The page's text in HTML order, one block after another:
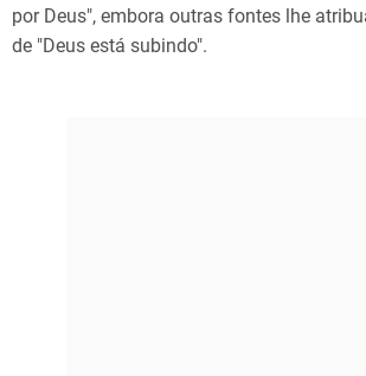
por Deus", embora outras fontes lhe
de "Deus está subindo".